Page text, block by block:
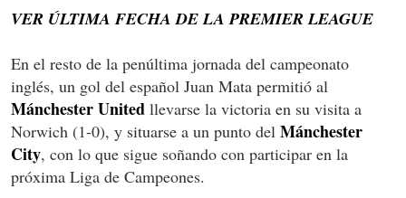
VER ÚLTIMA FECHA DE LA PREMIER LEAGUE
En el resto de la penúltima jornada del campeonato
inglés, un gol del español Juan Mata permitió al
Mánchester United llevarse la victoria en su visita a
Norwich (1-0), y situarse a un punto del Mánchester
City, con lo que sigue soñando con participar en la
próxima Liga de Campeones.